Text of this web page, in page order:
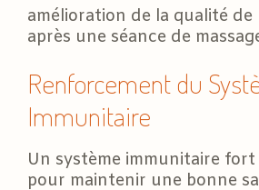
amélioration de la qualité de
après une séance de
Renforcement du
Immunitaire
Un système immunitaire
pour maintenir une bonne